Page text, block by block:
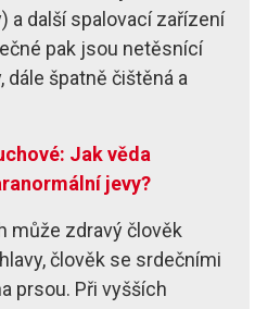
a další spalovací zařízení
pak jsou netěsnící
špatně čištěná a
Jak věda
jevy?
může zdravý člověk
člověk se srdečními
prsou. Při vyšších